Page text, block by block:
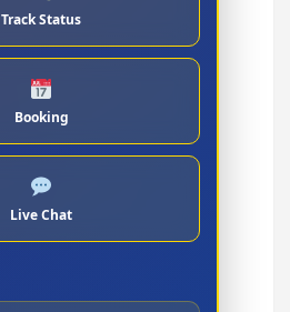
Track Status
Booking
Live Chat